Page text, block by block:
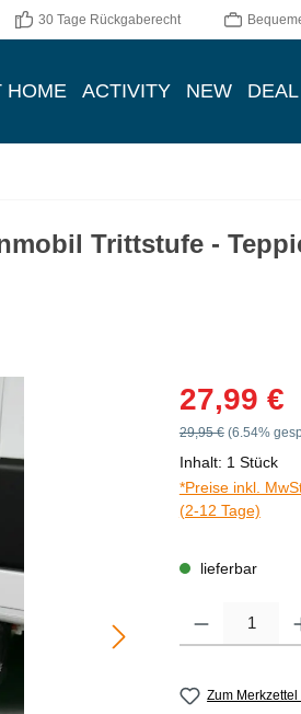
30 Tage Rückgaberecht
HOME ACTIVITY NEW DEAL
Trittstufe -
Verkaufspreis:
27,99 €
Regulärer Preis:
29,95 € (6.54%
Inhalt: 1 Stück
*Preise inkl.
(2-12 Tage)
lieferbar
Produkt
Zum